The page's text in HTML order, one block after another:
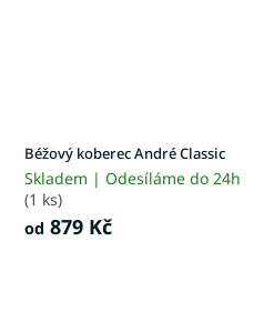
Béžový koberec André Classic
Skladem | Odesíláme do 24h
(1 ks)
od 879 Kč